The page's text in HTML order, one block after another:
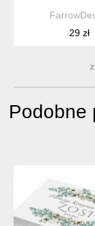
29 zł
Podobne